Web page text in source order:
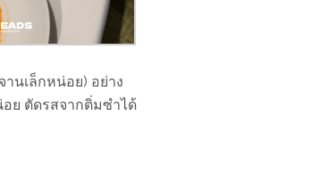
นเล็กหน่อย) อย่าง
อย ตัดรสจากติ่มซำได้